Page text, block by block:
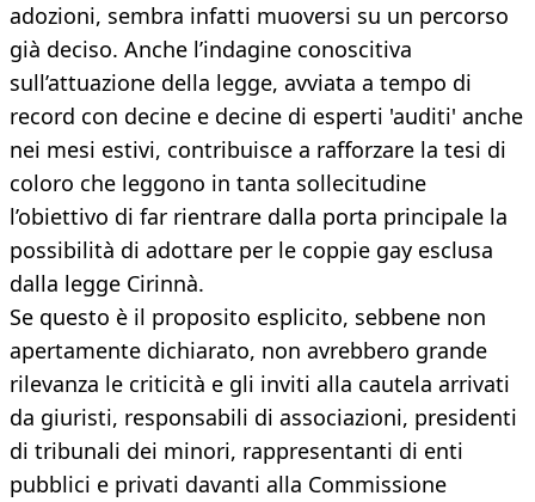
adozioni, sembra infatti muoversi su un percorso
già deciso. Anche l’indagine conoscitiva
sull’attuazione della legge, avviata a tempo di
record con decine e decine di esperti 'auditi' anche
nei mesi estivi, contribuisce a rafforzare la tesi di
coloro che leggono in tanta sollecitudine
l’obiettivo di far rientrare dalla porta principale la
possibilità di adottare per le coppie gay esclusa
dalla legge Cirinnà.
Se questo è il proposito esplicito, sebbene non
apertamente dichiarato, non avrebbero grande
rilevanza le criticità e gli inviti alla cautela arrivati
da giuristi, responsabili di associazioni, presidenti
di tribunali dei minori, rappresentanti di enti
pubblici e privati davanti alla Commissione